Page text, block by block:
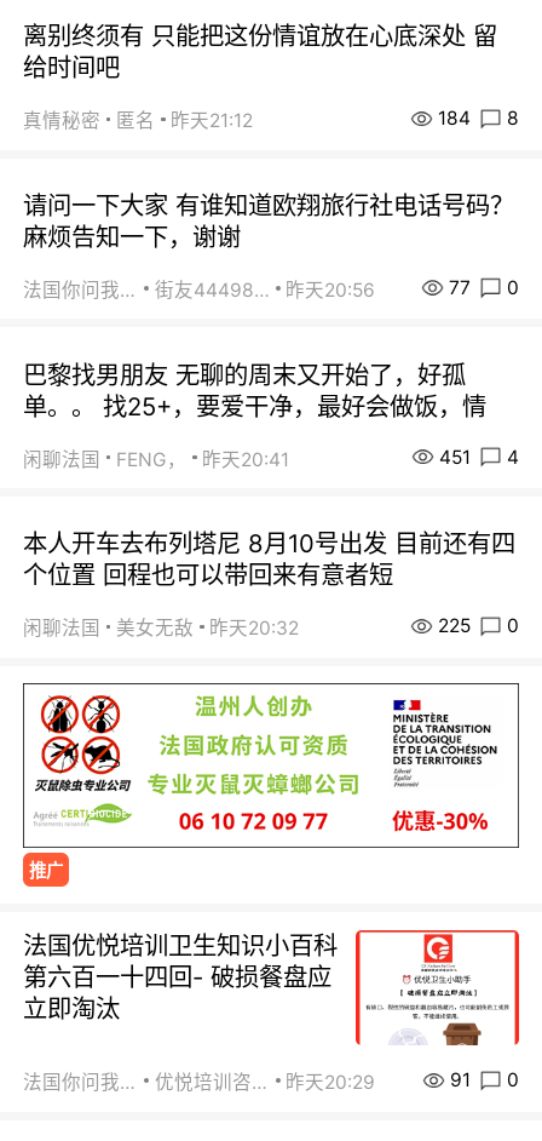
离别终须有 只能把这份情谊放在心底深处 留
给时间吧
真情秘密 匿名 昨天21:12 184 8
请问一下大家 有谁知道欧翔旅行社电话号码？
麻烦告知一下，谢谢
法国你问我答 街友44498484 昨天20:56 77 0
巴黎找男朋友 无聊的周末又开始了，好孤
单。。 找25+，要爱干净，最好会做饭，情
闲聊法国 FENG， 昨天20:41 451 4
本人开车去布列塔尼 8月10号出发 目前还有四
个位置 回程也可以带回来有意者短
闲聊法国 美女无敌 昨天20:32 225 0
推广
法国优悦培训卫生知识小百科
第六百一十四回- 破损餐盘应
立即淘汰
法国你问我答 优悦培训咨询 昨天20:29 91 0